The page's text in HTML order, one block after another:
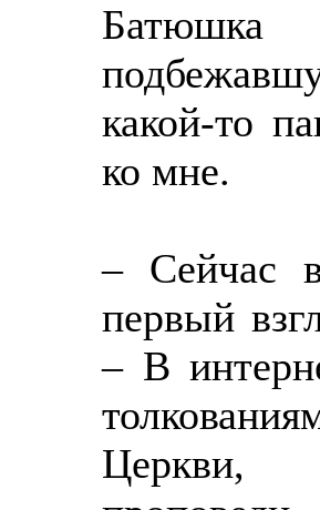
какой-то
ко мне.
– Сейчас
первый
– В
Церкви,